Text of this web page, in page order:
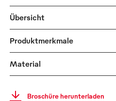
Übersicht
Produktmerkmale
Material
Broschüre herunterladen